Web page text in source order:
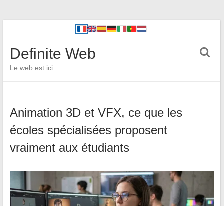
Definite Web
Le web est ici
Animation 3D et VFX, ce que les
écoles spécialisées proposent
vraiment aux étudiants